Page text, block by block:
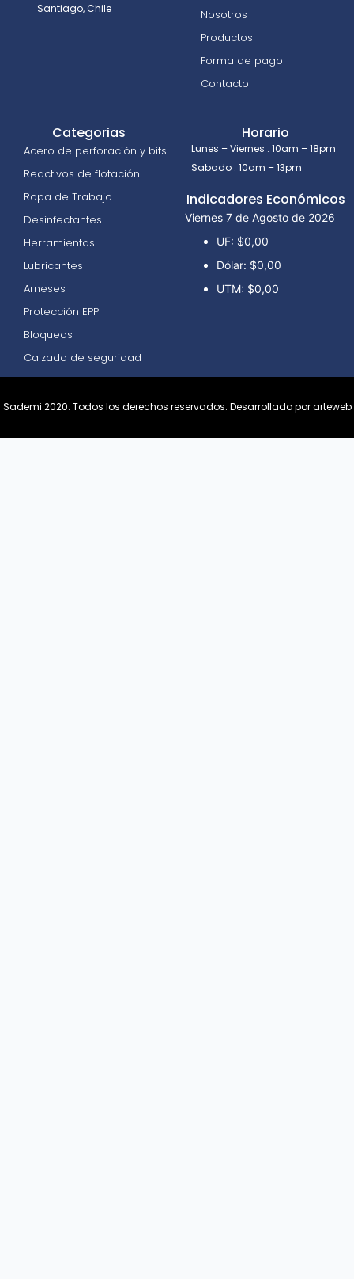
Santiago, Chile
Nosotros
Productos
Forma de pago
Contacto
Categorias
Acero de perforación y bits
Reactivos de flotación
Ropa de Trabajo
Desinfectantes
Herramientas
Lubricantes
Arneses
Protección EPP
Bloqueos
Calzado de seguridad
Horario
Lunes – Viernes : 10am – 18pm
Sabado : 10am – 13pm
Indicadores Económicos
Viernes 7 de Agosto de 2026
UF: $0,00
Dólar: $0,00
UTM: $0,00
Sademi 2020. Todos los derechos reservados. Desarrollado por arteweb